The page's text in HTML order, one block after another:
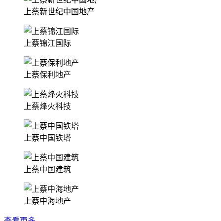
上蔡新世纪中国地产
上蔡锦江国际
上蔡保利地产
上蔡烽火科技
上蔡中国铁塔
上蔡中国建筑
上蔡中海地产